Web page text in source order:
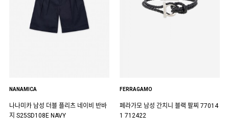
NANAMICA
나나미카 남성 더블 플리츠 네이비 반바
지 S25SD108E NAVY
FERRAGAMO
페라가모 남성 간치니 블랙 팔찌 77014
1 712422